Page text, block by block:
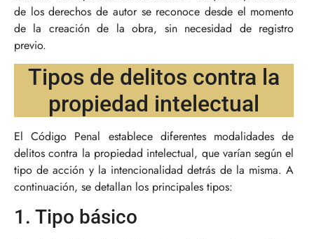
de los derechos de autor se reconoce desde el momento
de la creación de la obra, sin necesidad de registro
previo.
Tipos de delitos contra la
propiedad intelectual
El Código Penal establece diferentes modalidades de
delitos contra la propiedad intelectual, que varían según el
tipo de acción y la intencionalidad detrás de la misma. A
continuación, se detallan los principales tipos:
1. Tipo básico